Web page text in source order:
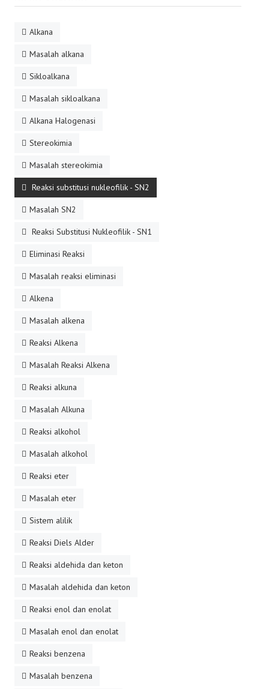
Alkana
Masalah alkana
Sikloalkana
Masalah sikloalkana
Alkana Halogenasi
Stereokimia
Masalah stereokimia
Reaksi substitusi nukleofilik - SN2
Masalah SN2
Reaksi Substitusi Nukleofilik - SN1
Eliminasi Reaksi
Masalah reaksi eliminasi
Alkena
Masalah alkena
Reaksi Alkena
Masalah Reaksi Alkena
Reaksi alkuna
Masalah Alkuna
Reaksi alkohol
Masalah alkohol
Reaksi eter
Masalah eter
Sistem alilik
Reaksi Diels Alder
Reaksi aldehida dan keton
Masalah aldehida dan keton
Reaksi enol dan enolat
Masalah enol dan enolat
Reaksi benzena
Masalah benzena